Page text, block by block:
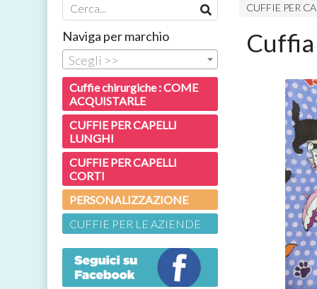
CUFFIE PER
Naviga per marchio
Scegli >>
Cuffie chirurgiche : COME
ACQUISTARLE
CUFFIE PER CAPELLI
LUNGHI
CUFFIE PER CAPELLI
CORTI
PERSONALIZZAZIONE
CUFFIE PER LE AZIENDE